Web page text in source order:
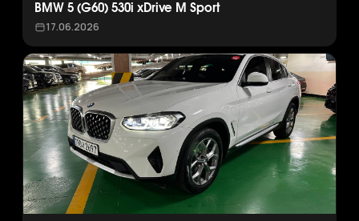
BMW 5 (G60) 530i xDrive M Sport
17.06.2026